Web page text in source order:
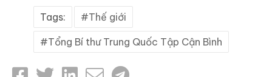
Tags: Thế giới
Tổng Bí thư Trung Quốc Tập Cận Bình